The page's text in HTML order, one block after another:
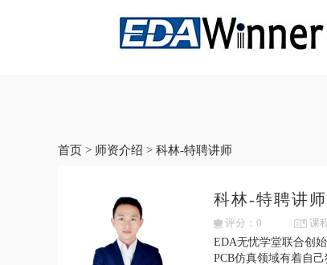
首页 > 师资介绍 > 科林-特聘讲师
科林-特聘讲师
评分：0
课
EDA无忧学堂联合创
PCB仿真领域有着自